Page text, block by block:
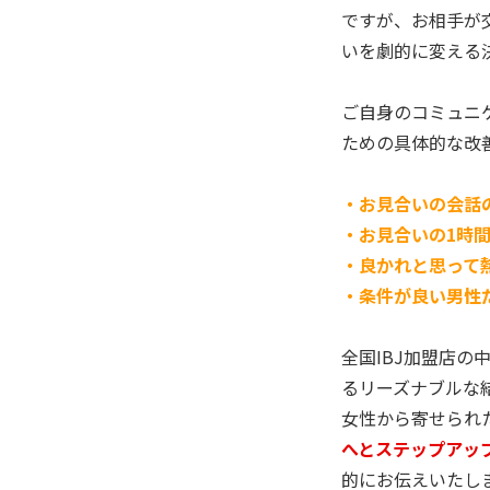
ですが、お相手が
いを劇的に変える
ご自身のコミュ
ための具体的な
・お見合いの会
・お見合いの1時
・良かれと思っ
・条件が良い男
全国IBJ加盟店の
るリーズナブルな
女性から寄せられ
へとステップアッ
的にお伝えいたし